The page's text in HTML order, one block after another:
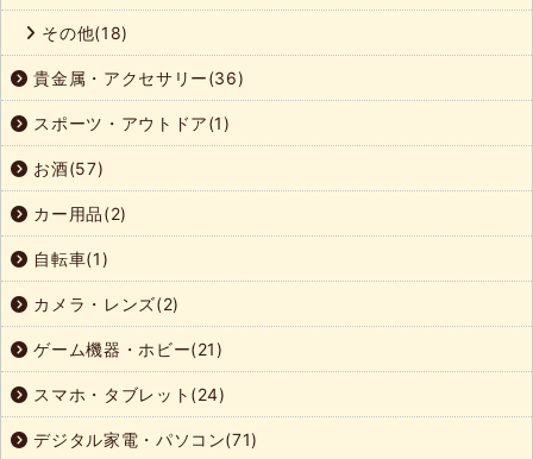
その他(18)
貴金属・アクセサリー(36)
スポーツ・アウトドア(1)
お酒(57)
カー用品(2)
自転車(1)
カメラ・レンズ(2)
ゲーム機器・ホビー(21)
スマホ・タブレット(24)
デジタル家電・パソコン(71)